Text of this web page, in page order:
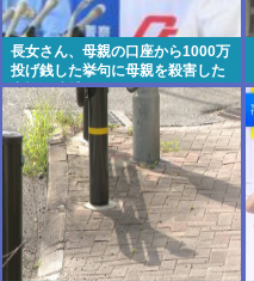
長女さん、母親の口座から1000万
投げ銭した挙句に母親を殺害した
容疑で逮捕